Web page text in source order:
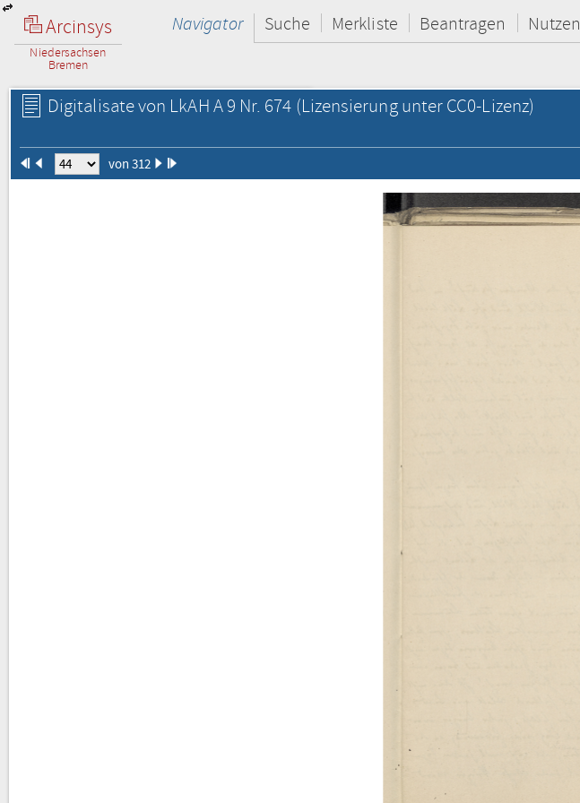
Arcinsys
Niedersachsen
Bremen
Navigator Suche Merkliste Beantragen Nutzen
Digitalisate von LkAH A 9 Nr. 674 (Lizensierung unter CC0-Lizenz)
von 312